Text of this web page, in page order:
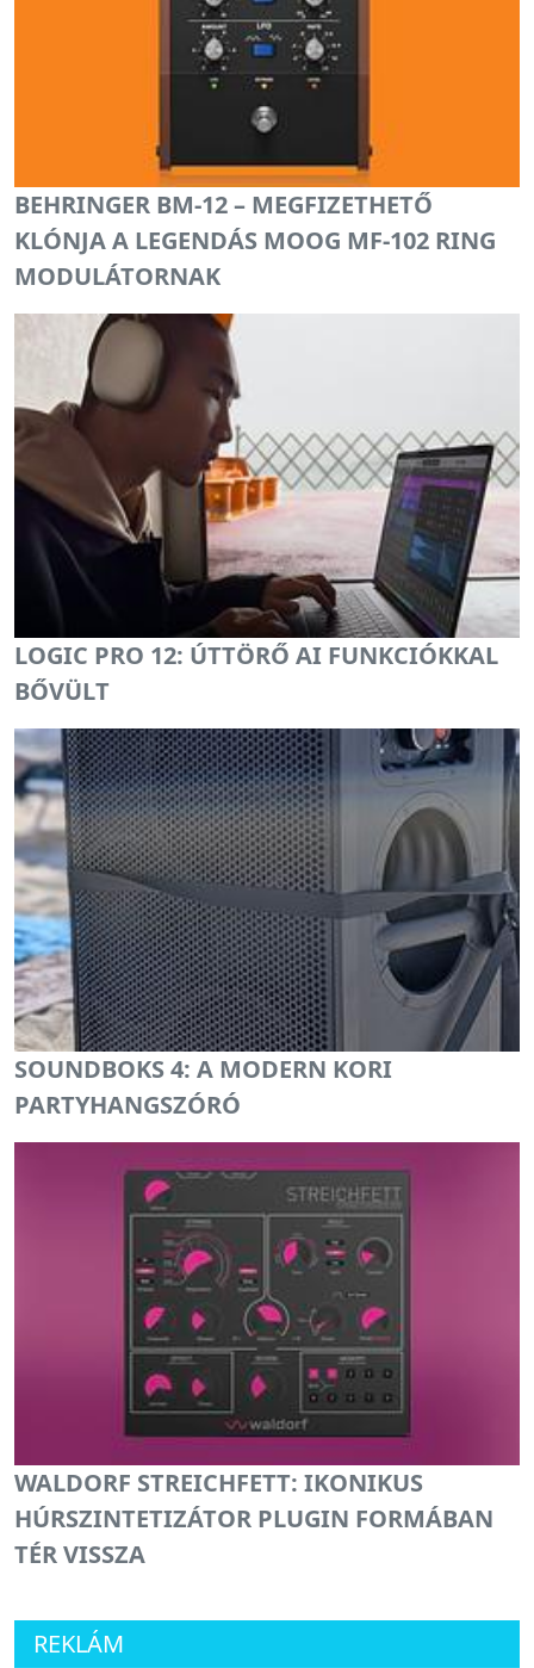
BEHRINGER BM-12 – MEGFIZETHETŐ
KLÓNJA A LEGENDÁS MOOG MF-102 RING
MODULÁTORNAK
LOGIC PRO 12: ÚTTÖRŐ AI FUNKCIÓKKAL
BŐVÜLT
SOUNDBOKS 4: A MODERN KORI
PARTYHANGSZÓRÓ
WALDORF STREICHFETT: IKONIKUS
HÚRSZINTETIZÁTOR PLUGIN FORMÁBAN
TÉR VISSZA
REKLÁM